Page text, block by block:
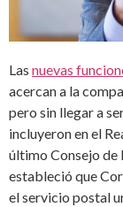
Las nuevas
acercan a la
pero sin llegar a
incluyeron en el
último Consejo de
estableció que
el servicio postal